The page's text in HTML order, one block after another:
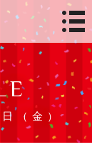
（金）